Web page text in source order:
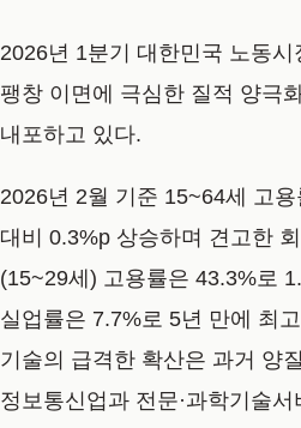
2026년 1분기 대한민국 노동
팽창 이면에 극심한 질적 양극
내포하고 있다.
2026년 2월 기준 15~64세 고
대비 0.3%p 상승하며 견고한
(15~29세) 고용률은 43.3%로
실업률은 7.7%로 5년 만에 최
기술의 급격한 확산은 과거 양
정보통신업과 전문·과학기술